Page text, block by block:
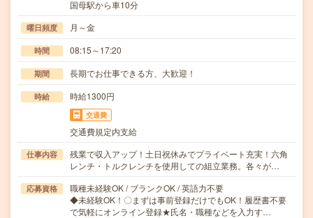
国母駅から車10分
曜日頻度 月～金
時間 08:15～17:20
期間 長期でお仕事できる方、大歓迎！
時給 時給1300円
交通費
交通費規定内支給
仕事内容
残業で収入アップ！土日祝休みでプライベート充実！六角
レンチ・トルクレンチを使用しての組立業務。各々が…
応募資格
職種未経験OK / ブランクOK / 英語力不要
◆未経験OK！〇まずは事前登録だけでもOK！履歴書不要
で気軽にオンライン登録★氏名・職種などを入力す…